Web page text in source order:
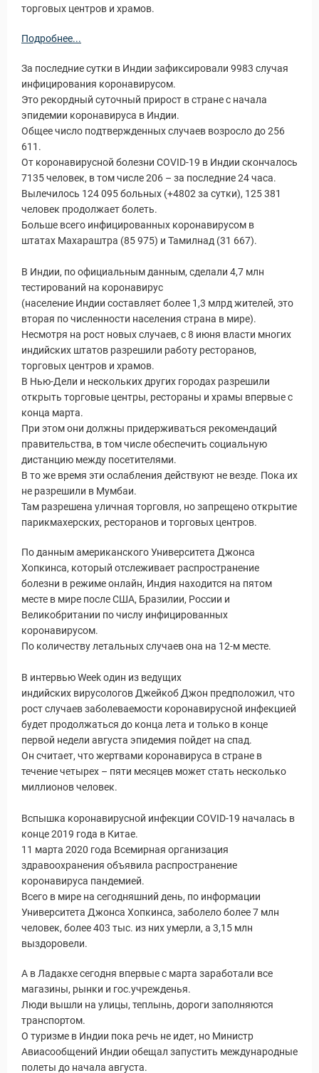
Туры
Статьи
торговых центров и храмов.
Подробнее...
За последние сутки в Индии зафиксировали 9983 случая
инфицирования коронавирусом.
Это рекордный суточный прирост в стране с начала
эпидемии коронавируса в Индии.
Общее число подтвержденных случаев возросло до 256
611.
От коронавирусной болезни COVID-19 в Индии скончалось
7135 человек, в том числе 206 – за последние 24 часа.
Вылечилось 124 095 больных (+4802 за сутки), 125 381
человек продолжает болеть.
Больше всего инфицированных коронавирусом в
штатах Махараштра (85 975) и Тамилнад (31 667).
В Индии, по официальным данным, сделали 4,7 млн
тестирований на коронавирус
(население Индии составляет более 1,3 млрд жителей, это
вторая по численности населения страна в мире).
Несмотря на рост новых случаев, с 8 июня власти многих
индийских штатов разрешили работу ресторанов,
торговых центров и храмов.
В Нью-Дели и нескольких других городах разрешили
открыть торговые центры, рестораны и храмы впервые с
конца марта.
При этом они должны придерживаться рекомендаций
правительства, в том числе обеспечить социальную
дистанцию между посетителями.
В то же время эти ослабления действуют не везде. Пока их
не разрешили в Мумбаи.
Там разрешена уличная торговля, но запрещено открытие
парикмахерских, ресторанов и торговых центров.
По данным американского Университета Джонса
Хопкинса, который отслеживает распространение
болезни в режиме онлайн, Индия находится на пятом
месте в мире после США, Бразилии, России и
Великобритании по числу инфицированных
коронавирусом.
По количеству летальных случаев она на 12-м месте.
В интервью Week один из ведущих
индийских вирусологов Джейкоб Джон предположил, что
рост случаев заболеваемости коронавирусной инфекцией
будет продолжаться до конца лета и только в конце
первой недели августа эпидемия пойдет на спад.
Он считает, что жертвами коронавируса в стране в
течение четырех – пяти месяцев может стать несколько
миллионов человек.
Вспышка коронавирусной инфекции COVID-19 началась в
конце 2019 года в Китае.
11 марта 2020 года Всемирная организация
здравоохранения объявила распространение
коронавируса пандемией.
Всего в мире на сегодняшний день, по информации
Университета Джонса Хопкинса, заболело более 7 млн
человек, более 403 тыс. из них умерли, а 3,15 млн
выздоровели.
А в Ладакхе сегодня впервые с марта заработали все
магазины, рынки и гос.учрежденья.
Люди вышли на улицы, теплынь, дороги заполняются
транспортом.
О туризме в Индии пока речь не идет, но Министр
Авиасообщений Индии обещал запустить международные
полеты до начала августа.